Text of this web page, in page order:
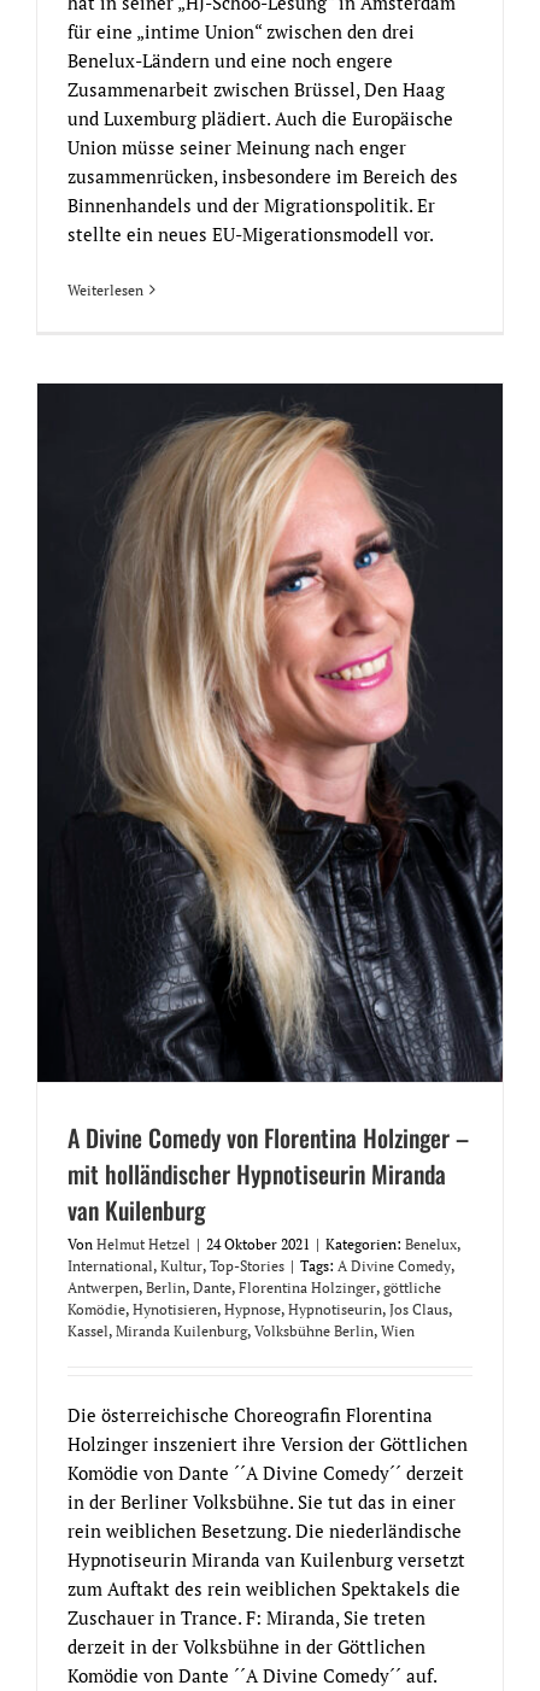
für eine „intime Union“ zwischen den drei
Benelux-Ländern und eine noch engere
Zusammenarbeit zwischen Brüssel, Den Haag
und Luxemburg plädiert. Auch die Europäische
Union müsse seiner Meinung nach enger
zusammenrücken, insbesondere im Bereich des
Binnenhandels und der Migrationspolitik. Er
stellte ein neues EU-Migerationsmodell vor.
Weiterlesen
A Divine Comedy von Florentina Holzinger –
mit holländischer Hypnotiseurin Miranda
van Kuilenburg
Von Helmut Hetzel | 24 Oktober 2021 | Kategorien: Benelux,
International, Kultur, Top-Stories | Tags: A Divine Comedy,
Antwerpen, Berlin, Dante, Florentina Holzinger, göttliche
Komödie, Hynotisieren, Hypnose, Hypnotiseurin, Jos Claus,
Kassel, Miranda Kuilenburg, Volksbühne Berlin, Wien
Die österreichische Choreografin Florentina
Holzinger inszeniert ihre Version der Göttlichen
Komödie von Dante ´´A Divine Comedy´´ derzeit
in der Berliner Volksbühne. Sie tut das in einer
rein weiblichen Besetzung. Die niederländische
Hypnotiseurin Miranda van Kuilenburg versetzt
zum Auftakt des rein weiblichen Spektakels die
Zuschauer in Trance. F: Miranda, Sie treten
derzeit in der Volksbühne in der Göttlichen
Komödie von Dante ´´A Divine Comedy´´ auf.